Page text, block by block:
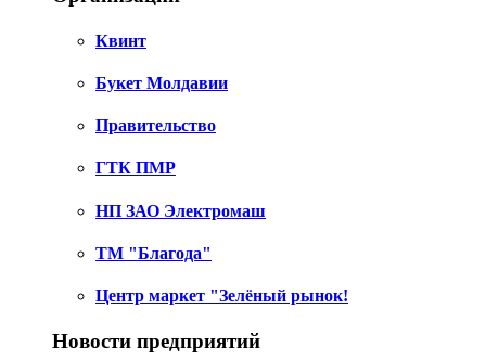
Квинт
Букет Молдавии
Правительство
ГТК ПМР
НП ЗАО Электромаш
ТМ "Благода"
Центр маркет "Зелёный рынок!
Новости предприятий